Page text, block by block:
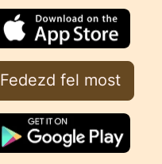
Fedezd fel most